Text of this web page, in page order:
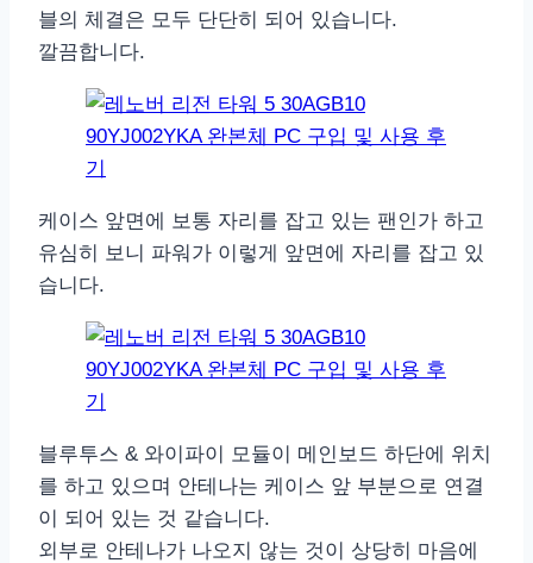
블의 체결은 모두 단단히 되어 있습니다.
깔끔합니다.
케이스 앞면에 보통 자리를 잡고 있는 팬인가 하고
유심히 보니 파워가 이렇게 앞면에 자리를 잡고 있
습니다.
블루투스 & 와이파이 모듈이 메인보드 하단에 위치
를 하고 있으며 안테나는 케이스 앞 부분으로 연결
이 되어 있는 것 같습니다.
외부로 안테나가 나오지 않는 것이 상당히 마음에